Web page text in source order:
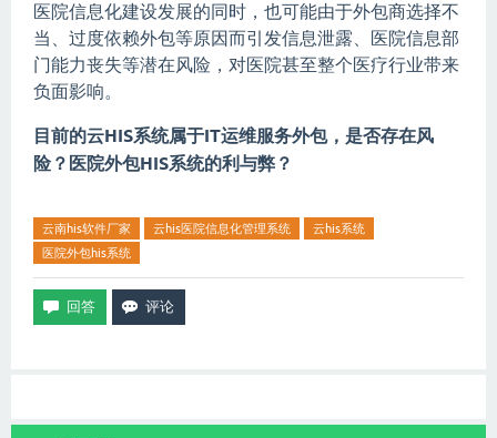
医院信息化建设发展的同时，也可能由于外包商选择不
当、过度依赖外包等原因而引发信息泄露、医院信息部
门能力丧失等潜在风险，对医院甚至整个医疗行业带来
负面影响。
目前的云HIS系统属于IT运维服务外包，是否存在风
险？医院外包HIS系统的利与弊？
云南his软件厂家 云his医院信息化管理系统
云his系统
医院外包his系统